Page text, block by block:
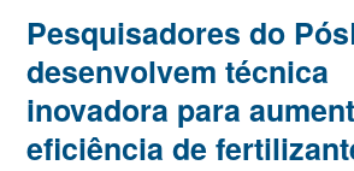
Pesquisadores do
desenvolvem técnica
inovadora para
eficiência de